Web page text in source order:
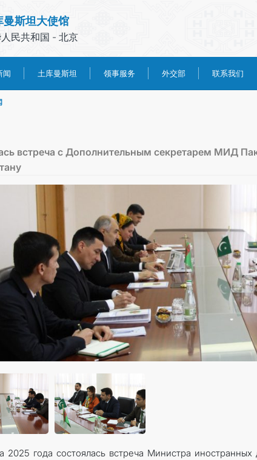
曼斯坦大使馆
民共和国 - 北京
闻 土库曼斯坦 领事服务 外交部 联系我们
встреча с Дополнительным секретарем МИД
2025 года состоялась встреча Министра